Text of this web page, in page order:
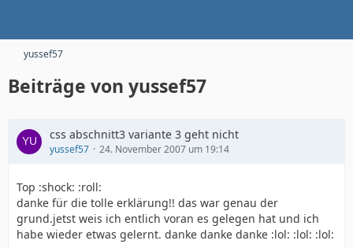
yussef57
Beiträge von yussef57
css abschnitt3 variante 3 geht nicht
yussef57 24. November 2007 um 19:14
Top :shock: :roll:
danke für die tolle erklärung!! das war genau der
grund.jetst weis ich entlich voran es gelegen hat und ich
habe wieder etwas gelernt. danke danke danke :lol: :lol: :lol: